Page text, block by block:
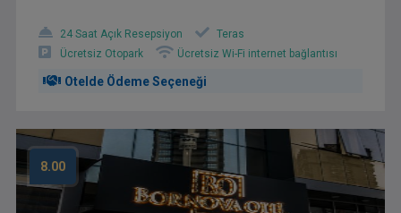
24 Saat Açık Resepsiyon
Teras
Ücretsiz Otopark
Ücretsiz Wi-Fi internet bağlantısı
Otelde Ödeme Seçeneği
8.00